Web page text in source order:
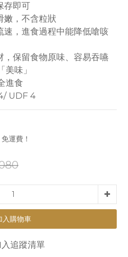
存即可
嫩，不含粒狀
，進食過程中能降低嗆咳
保留食物原味、容易吞嚥
美味」
進食
UDF 4
運費！
入購物車
入追蹤清單